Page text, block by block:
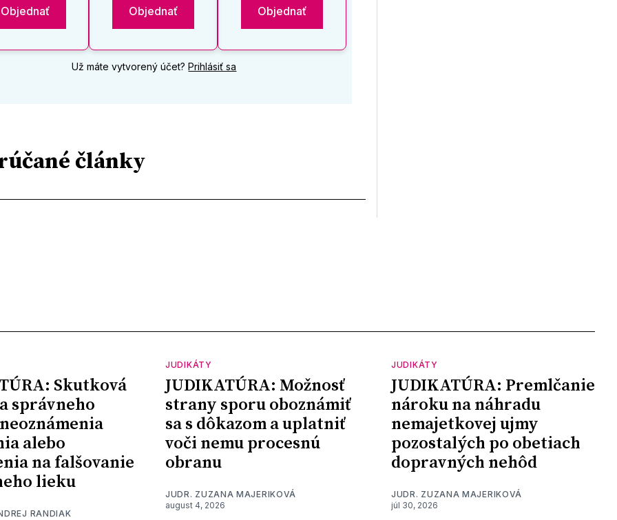
Objednať Objednať Objednať
Už máte vytvorený účet?Prihlásiť sa
články
Skutková
správneho
alebo
na falšovanie
lieku
RANDIAK
JUDIKÁTY
JUDIKATÚRA: Možnosť
strany sporu oboznámiť
sa s dôkazom a uplatniť
voči nemu procesnú
obranu
JUDR. ZUZANA MAJERIKOVÁ
august 4, 2026
JUDIKÁTY
JUDIKATÚRA: Premlčanie
nároku na náhradu
nemajetkovej ujmy
pozostalých po obetiach
dopravných nehôd
JUDR. ZUZANA MAJERIKOVÁ
júl 30, 2026